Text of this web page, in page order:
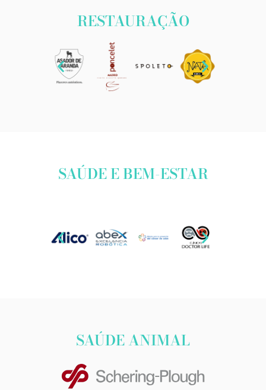
RESTAURAÇÃO
SAÚDE E BEM-ESTAR
SAÚDE ANIMAL